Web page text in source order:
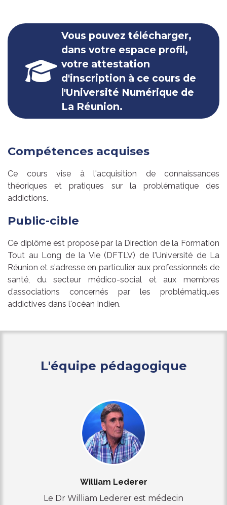
Vous pouvez télécharger,
dans votre espace profil,
votre attestation
d'inscription à ce cours de
l'Université Numérique de
La Réunion.
Compétences acquises
Ce cours vise à l'acquisition de connaissances
théoriques et pratiques sur la problématique des
addictions.
Public-cible
Ce diplôme est proposé par la Direction de la Formation
Tout au Long de la Vie (DFTLV) de l'Université de La
Réunion et s'adresse en particulier aux professionnels de
santé, du secteur médico-social et aux membres
d’associations concernés par les problématiques
addictives dans l'océan Indien.
L'équipe pédagogique
William Lederer
Le Dr William Lederer est médecin